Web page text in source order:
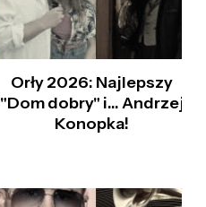
Orły 2026: Najlepszy
"Dom dobry" i… Andrzej
Konopka!